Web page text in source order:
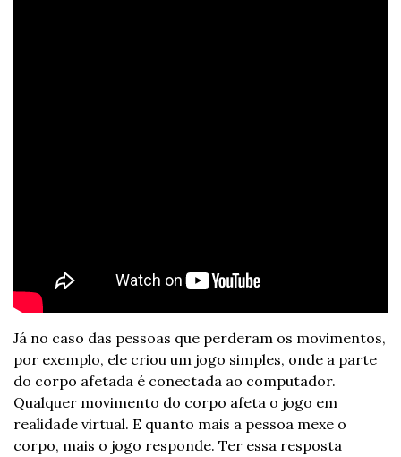
Já no caso das pessoas que perderam os movimentos,
por exemplo, ele criou um jogo simples, onde a parte
do corpo afetada é conectada ao computador.
Qualquer movimento do corpo afeta o jogo em
realidade virtual. E quanto mais a pessoa mexe o
corpo, mais o jogo responde. Ter essa resposta